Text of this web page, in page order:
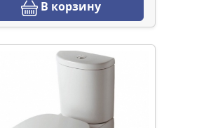
В корзину